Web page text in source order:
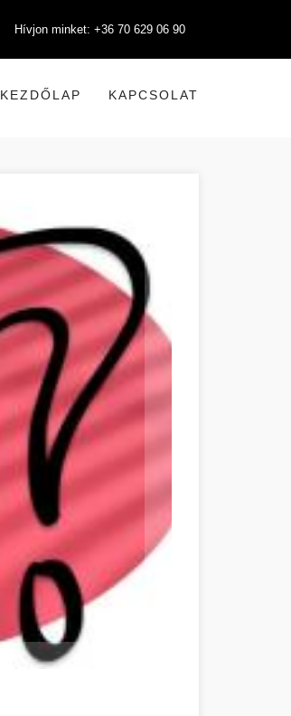
Hívjon minket: +36 70 629 06 90
KEZDŐLAP KAPCSOLAT